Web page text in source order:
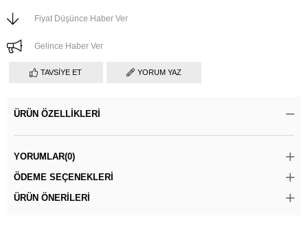
Fiyat Düşünce Haber Ver
Gelince Haber Ver
TAVSIYE ET YORUM YAZ
ÜRÜN ÖZELLIKLERI
YORUMLAR(0)
ÖDEME SEÇENEKLERI
ÜRÜN ÖNERILERI